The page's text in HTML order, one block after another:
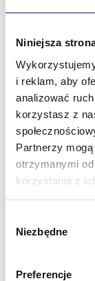
Niniejsza
i reklam, aby
analizować
korzystasz z
Partnerzy
otrzymanymi
korzystania z
zgody
Niezbędne
Preferencje
Wróć
Pielęgnacja mebli
Taborety i krzesła
Stoły
Parawany
Zobacz wszystko
Spa & Wellness
Fotele do masażu
Urządzenia